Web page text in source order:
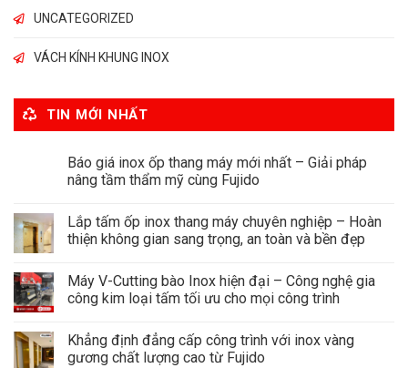
UNCATEGORIZED
VÁCH KÍNH KHUNG INOX
TIN MỚI NHẤT
Báo giá inox ốp thang máy mới nhất – Giải pháp
nâng tầm thẩm mỹ cùng Fujido
Lắp tấm ốp inox thang máy chuyên nghiệp – Hoàn
thiện không gian sang trọng, an toàn và bền đẹp
Máy V-Cutting bào Inox hiện đại – Công nghệ gia
công kim loại tấm tối ưu cho mọi công trình
Khẳng định đẳng cấp công trình với inox vàng
gương chất lượng cao từ Fujido